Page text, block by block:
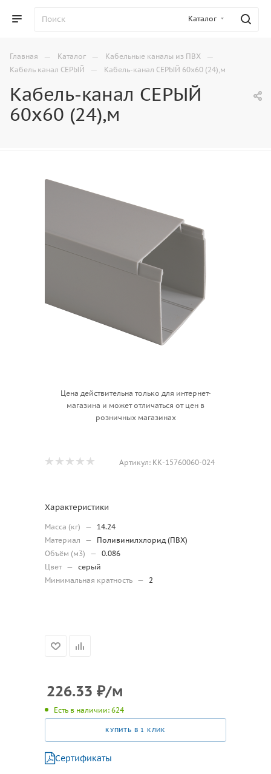
Каталог
Главная — Каталог — Кабельные каналы из ПВХ —
Кабель канал СЕРЫЙ — Кабель-канал СЕРЫЙ 60х60 (24),м
Кабель-канал СЕРЫЙ
60х60 (24),м
Цена действительна только для интернет-
магазина и может отличаться от цен в
розничных магазинах
Артикул: КК-15760060-024
Характеристики
Масса (кг) —
14.24
Материал
—
Поливинилхлорид (ПВХ)
Объём (м3)
— 0.086
Цвет — серый
Минимальная кратность — 2
226.33 ₽/м
Есть в наличии: 624
КУПИТЬ В 1 КЛИК
Сертификаты